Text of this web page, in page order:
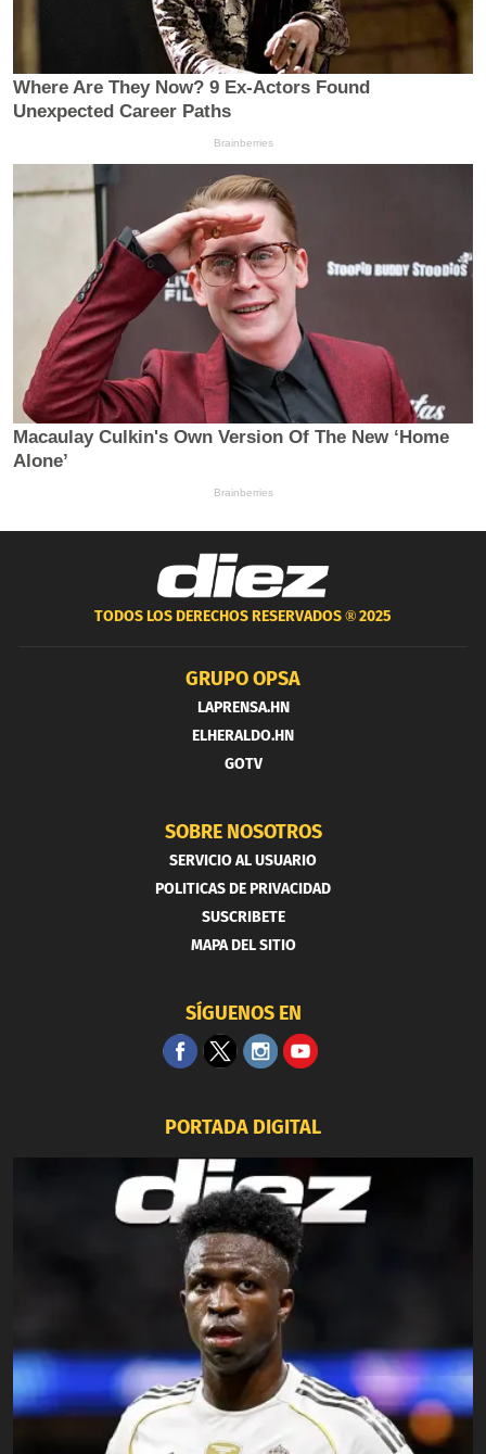
TODOS LOS DERECHOS RESERVADOS ®2025
GRUPO OPSA
LAPRENSA.HN
ELHERALDO.HN
GOTV
SOBRE NOSOTROS
SERVICIO AL USUARIO
POLITICAS DE PRIVACIDAD
SUSCRIBETE
MAPA DEL SITIO
SÍGUENOS EN
PORTADA DIGITAL